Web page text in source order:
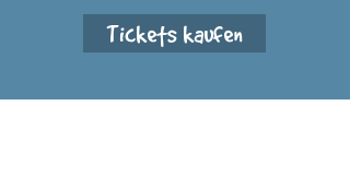
Tickets kaufen